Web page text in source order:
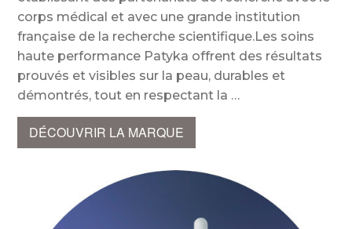
corps médical et avec une grande institution
française de la recherche scientifique.Les soins
haute performance Patyka offrent des résultats
prouvés et visibles sur la peau, durables et
démontrés, tout en respectant la
DÉCOUVRIR LA MARQUE